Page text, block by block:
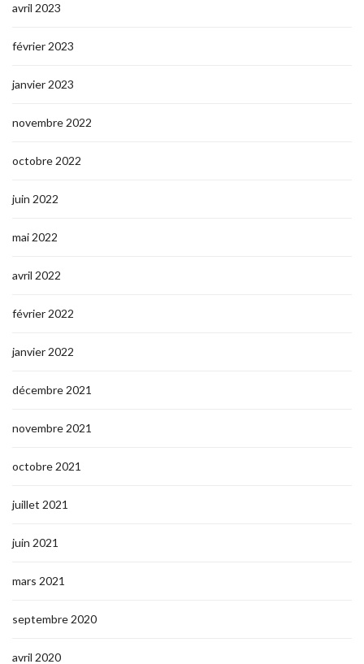
avril 2023
février 2023
janvier 2023
novembre 2022
octobre 2022
juin 2022
mai 2022
avril 2022
février 2022
janvier 2022
décembre 2021
novembre 2021
octobre 2021
juillet 2021
juin 2021
mars 2021
septembre 2020
avril 2020